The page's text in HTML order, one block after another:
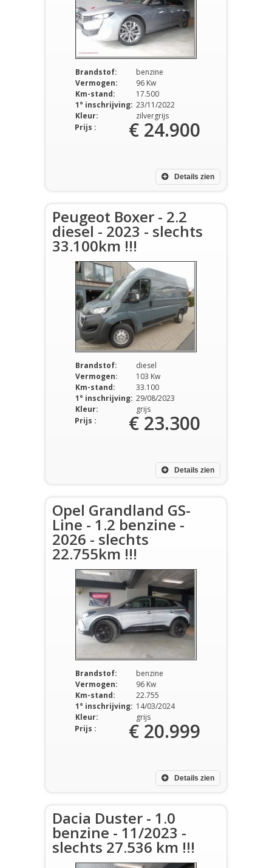
Brandstof:
benzine
Vermogen:
96 Kw
Km-stand:
17.500
1° inschrijving: 23/11/2022
Kleur:
zilvergrijs
Details zien
Prijs : € 24.900
Peugeot Boxer - 2.2
diesel - 2023 - slechts
33.100km !!!
Brandstof:
diesel
Vermogen:
103 Kw
Km-stand:
33.100
1° inschrijving: 29/08/2023
Kleur:
grijs
Details zien
Prijs : € 23.300
Opel Grandland GS-
Line - 1.2 benzine -
2026 - slechts
22.755km !!!
Brandstof:
benzine
Vermogen:
96 Kw
Km-stand:
22.755
1° inschrijving: 14/03/2024
Kleur:
grijs
Details zien
Prijs : € 20.999
Dacia Duster - 1.0
benzine - 11/2023 -
slechts 27.536 km !!!